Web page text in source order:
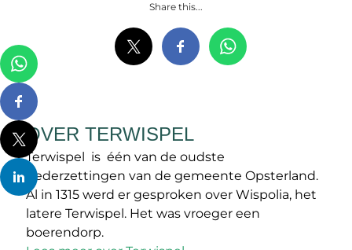
Share this...
OVER TERWISPEL
Terwispel is één van de oudste
nederzettingen van de gemeente Opsterland.
Al in 1315 werd er gesproken over Wispolia, het
latere Terwispel. Het was vroeger een
boerendorp.